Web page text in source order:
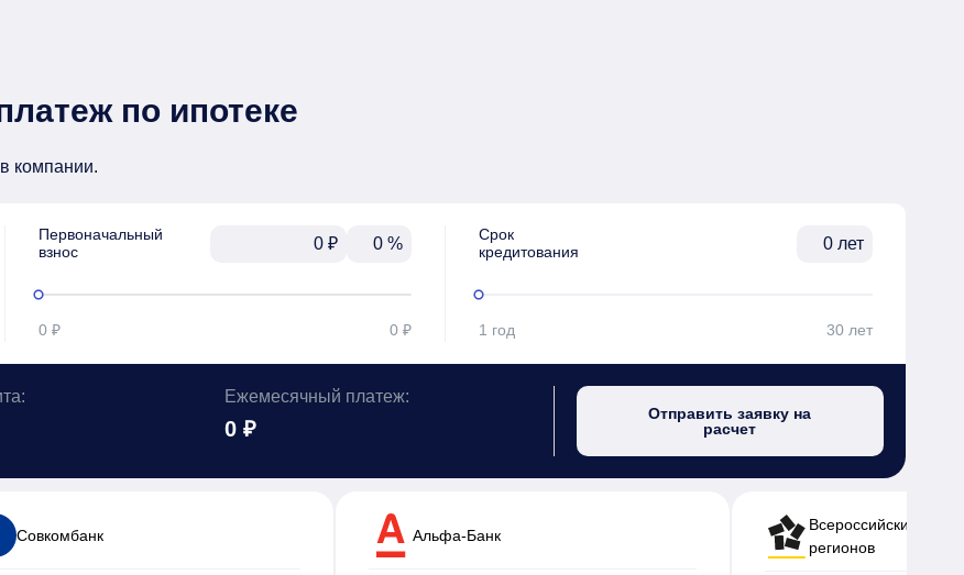
по ипотеке
компании.
Первоначальный
взнос
₽ %
0 ₽ 0 ₽
Срок
кредитования
лет
1 год 30 лет
Ежемесячный платеж:
0 ₽
Отправить заявку на
расчет
Cовкомбанк Альфа-Банк
Всероссийский банк
регионов